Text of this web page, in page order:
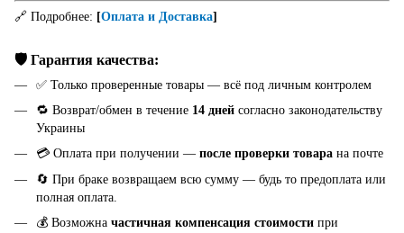
🔗 Подробнее: [Оплата и Доставка]
🛡️ Гарантия качества:
✅ Только проверенные товары — всё под личным контролем
🔁 Возврат/обмен в течение 14 дней согласно законодательству
Украины
💳 Оплата при получении — после проверки товара на почте
🔄 При браке возвращаем всю сумму — будь то предоплата или
полная оплата.
💰 Возможна частичная компенсация стоимости при